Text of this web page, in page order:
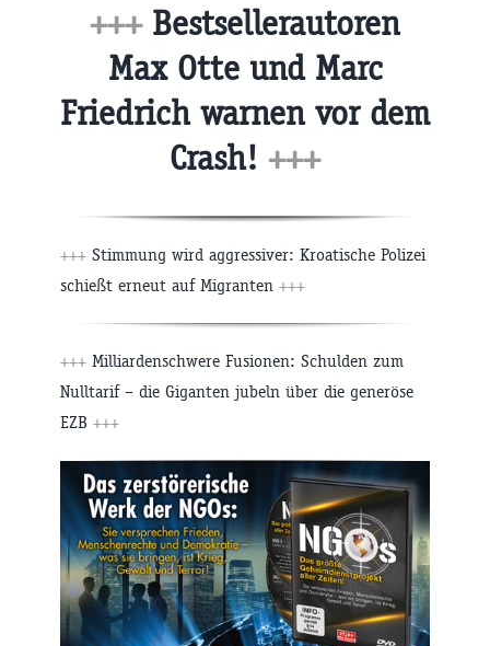
+++Bestsellerautoren
Max Otte und Marc
Friedrich warnen vor dem
Crash! +++
+++ Stimmung wird aggressiver: Kroatische Polizei
schießt erneut auf Migranten +++
+++ Milliardenschwere Fusionen: Schulden zum
Nulltarif – die Giganten jubeln über die generöse
EZB +++